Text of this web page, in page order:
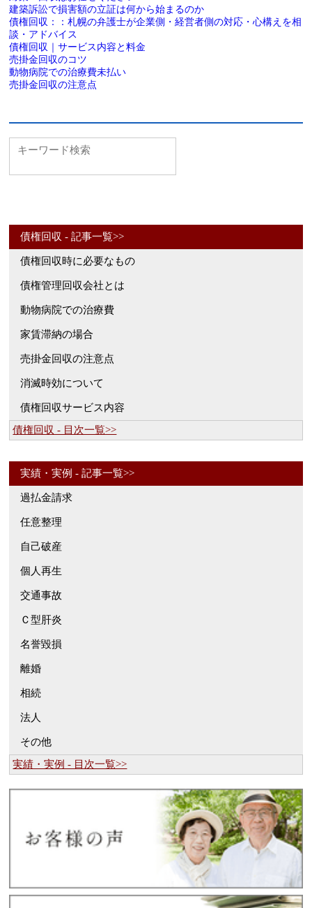
建築訴訟で損害額の立証は何から始まるのか
債権回収：：札幌の弁護士が企業側・経営者側の対応・心構えを相
談・アドバイス
債権回収｜サービス内容と料金
売掛金回収のコツ
動物病院での治療費未払い
売掛金回収の注意点
債権回収 - 記事一覧>>
債権回収時に必要なもの
債権管理回収会社とは
動物病院での治療費
家賃滞納の場合
売掛金回収の注意点
消滅時効について
債権回収サービス内容
債権回収 - 目次一覧>>
実績・実例 - 記事一覧>>
過払金請求
任意整理
自己破産
個人再生
交通事故
Ｃ型肝炎
名誉毀損
離婚
相続
法人
その他
実績・実例 - 目次一覧>>